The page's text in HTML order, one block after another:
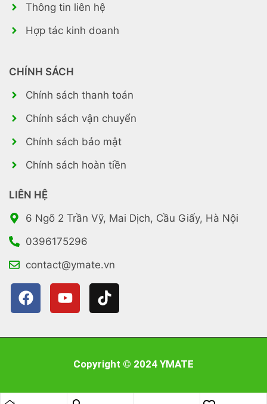
Thông tin liên hệ
Hợp tác kinh doanh
CHÍNH SÁCH
Chính sách thanh toán
Chính sách vận chuyển
Chính sách bảo mật
Chính sách hoàn tiền
LIÊN HỆ
6 Ngõ 2 Trần Vỹ, Mai Dịch, Cầu Giấy, Hà Nội
0396175296
contact@ymate.vn
Copyright © 2024 YMATE